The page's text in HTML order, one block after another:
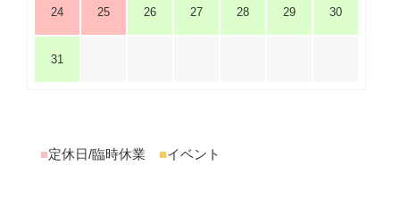
24 25 26 27 28 29 30
31
■定休日/臨時休業 ■イベント